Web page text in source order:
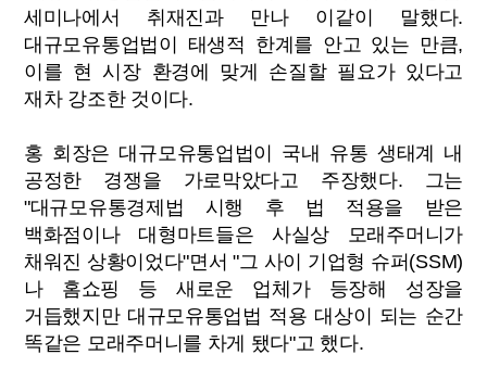
세미나에서 취재진과 만나 이같이 말했다.
대규모유통업법이 태생적 한계를 안고 있는 만큼,
이를 현 시장 환경에 맞게 손질할 필요가 있다고
재차 강조한 것이다.
홍 회장은 대규모유통업법이 국내 유통 생태계 내
공정한 경쟁을 가로막았다고 주장했다. 그는
"대규모유통경제법 시행 후 법 적용을 받은
백화점이나 대형마트들은 사실상 모래주머니가
채워진 상황이었다"면서 "그 사이 기업형 슈퍼(SSM)
나 홈쇼핑 등 새로운 업체가 등장해 성장을
거듭했지만 대규모유통업법 적용 대상이 되는 순간
똑같은 모래주머니를 차게 됐다"고 했다.